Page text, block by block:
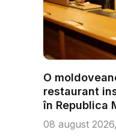
O
restaurant
în Republica
dragoste...
08 august